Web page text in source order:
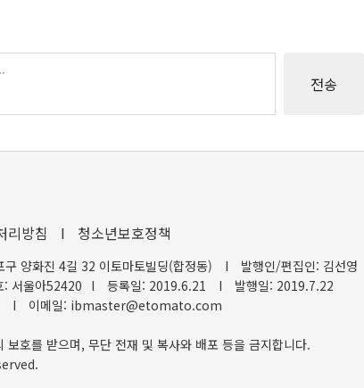
리방침 I 청소년보호정책
구 양화진 4길 32 이토마토빌딩(합정동) I
발행인/편집인: 김선영
: 서울아52420 I 등록일: 2019.6.21 I
발행일: 2019.7.22
I 이메일: ibmaster@etomato.com
호를 받으며, 무단 전재 및 복사와 배포 등을 금지합니다.